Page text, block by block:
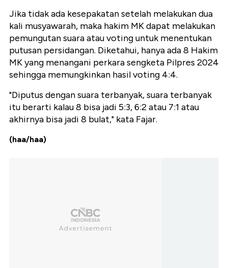
Jika tidak ada kesepakatan setelah melakukan dua
kali musyawarah, maka hakim MK dapat melakukan
pemungutan suara atau voting untuk menentukan
putusan persidangan. Diketahui, hanya ada 8 Hakim
MK yang menangani perkara sengketa Pilpres 2024
sehingga memungkinkan hasil voting 4:4.
"Diputus dengan suara terbanyak, suara terbanyak
itu berarti kalau 8 bisa jadi 5:3, 6:2 atau 7:1 atau
akhirnya bisa jadi 8 bulat," kata Fajar.
(haa/haa)